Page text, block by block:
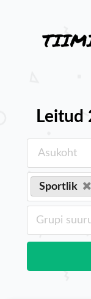
Leitud
Asukoht
Sportlik
Grupi